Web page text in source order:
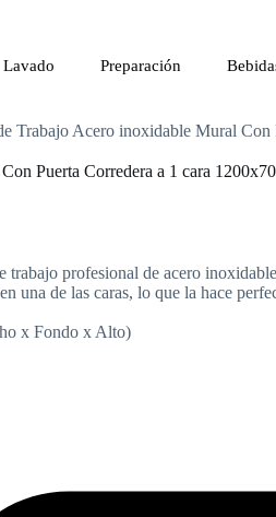
Lavado Preparación
Trabajo Acero inoxidable Mural
Puerta Corredera a 1 cara
trabajo profesional de acero
una de las caras, lo que la hace
x Fondo x Alto)